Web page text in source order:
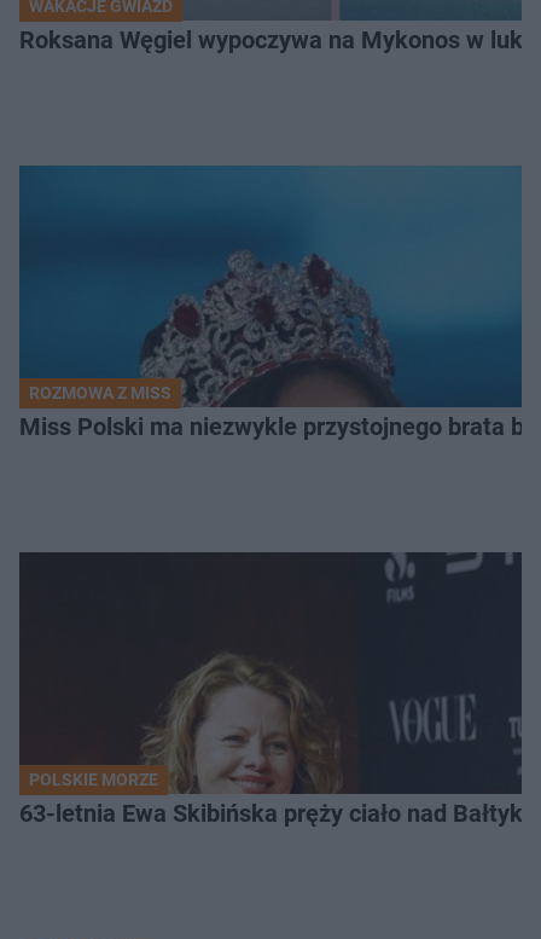
WAKACJE GWIAZD
Roksana Węgiel wypoczywa na Mykonos w
ROZMOWA Z MISS
Miss Polski ma niezwykle przystojnego brata
POLSKIE MORZE
63-letnia Ewa Skibińska pręży ciało nad